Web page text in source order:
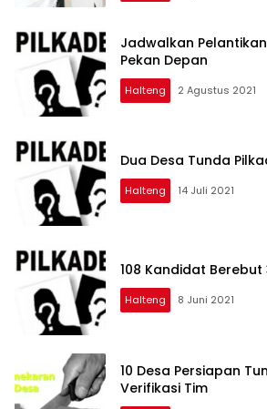
Jadwalkan
Pekan Depan
Halteng 2 Agustus 2021
Dua Desa Tunda
Halteng 14 Juli 2021
108 Kandidat Berebut
Halteng 8 Juni 2021
10 Desa Persiapan
Verifikasi Tim